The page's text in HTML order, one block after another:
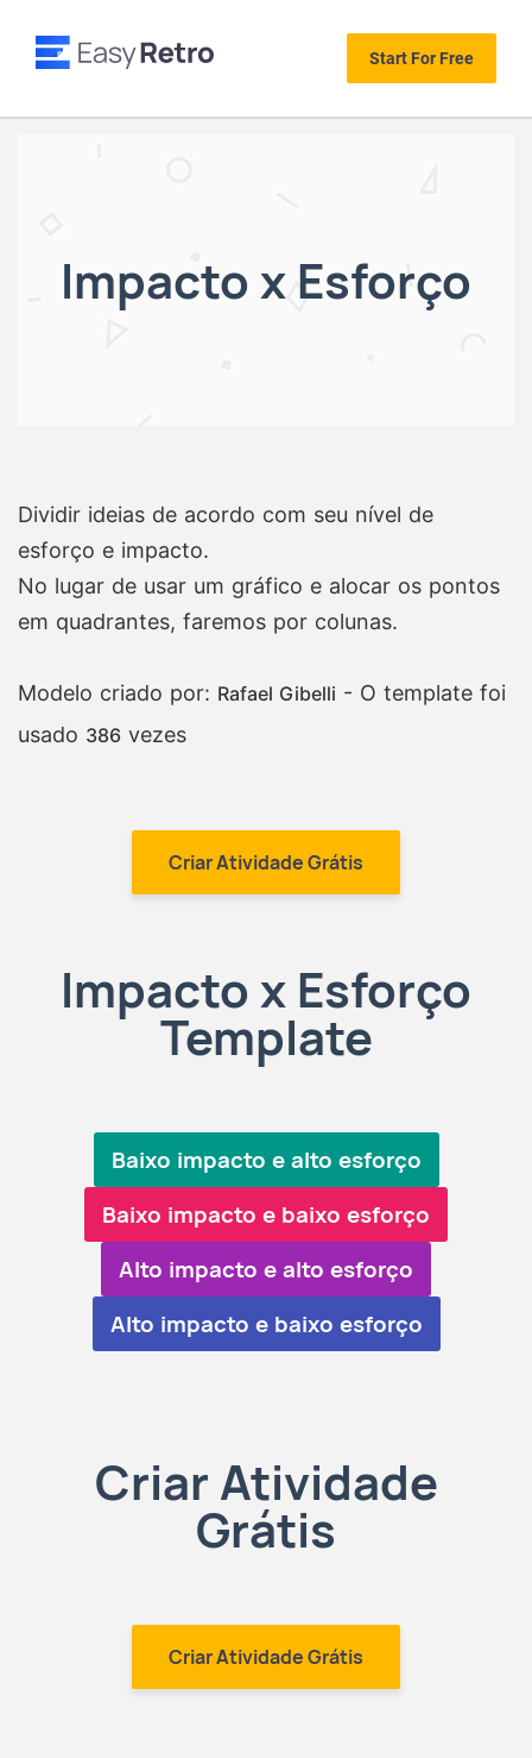
Start For Free
Impacto x Esforço
Dividir ideias de acordo com seu nível de
esforço e impacto.
No lugar de usar um gráfico e alocar os pontos
em quadrantes, faremos por colunas.
Modelo criado por: Rafael Gibelli - O template foi
usado 386 vezes
Criar Atividade Grátis
Impacto x Esforço
Template
Baixo impacto e alto esforço
Baixo impacto e baixo esforço
Alto impacto e alto esforço
Alto impacto e baixo esforço
Criar Atividade
Grátis
Criar Atividade Grátis